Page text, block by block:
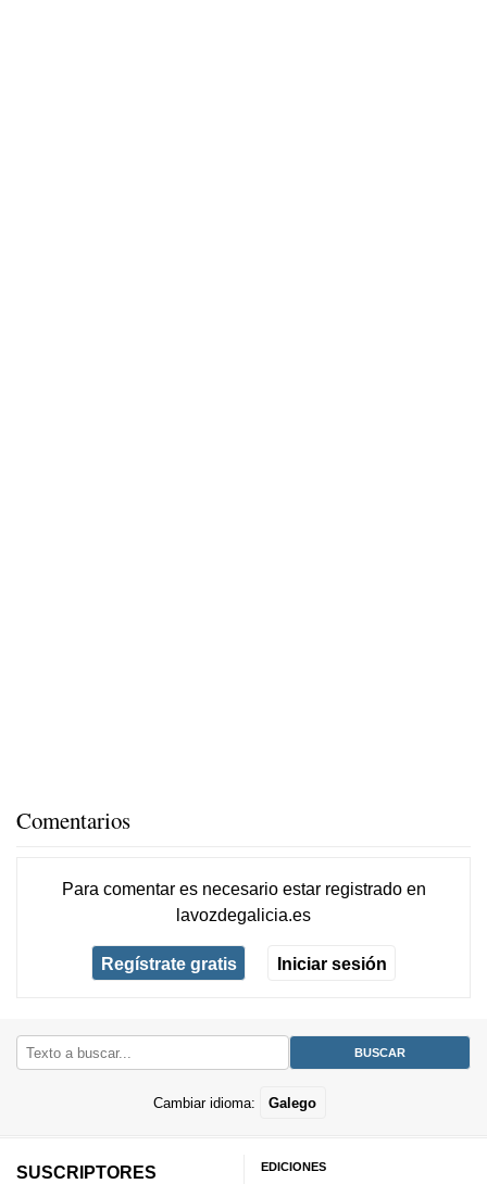
Comentarios
Para comentar es necesario estar registradoen
lavozdegalicia.es
Regístrate gratis Iniciar sesión
Cambiar idioma: Galego
SUSCRIPTORES
EDICIONES